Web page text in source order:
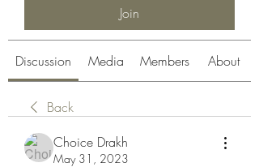
Join
Discussion Media Members About
Back
Choice Drakh
May 31, 2023